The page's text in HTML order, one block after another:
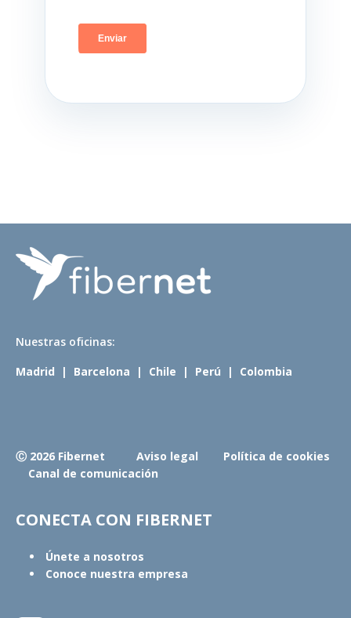
Nuestras oficinas:
Madrid | Barcelona | Chile | Perú | Colombia
Ⓒ 2026 Fibernet Aviso legal
Política de cookies
Canal de comunicación
CONECTA CON FIBERNET
Únete a nosotros
Conoce nuestra empresa